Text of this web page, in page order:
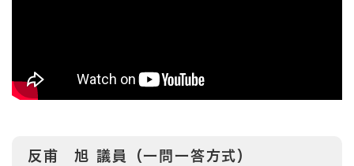
反甫 旭 議員（一問一答方式）